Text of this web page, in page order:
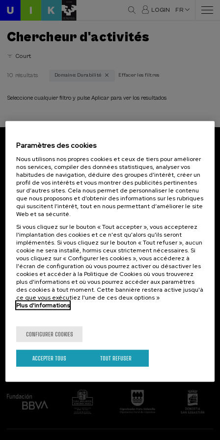
LOGIN FR
Chercheur d'activités
Court
Durabilité (10)
Modalité
Cours en ligne en direct (6)
Type d'activité
Activité ouverte (1)
DSF (7)
Activité gratuite (5)
Programmes spéciaux
Cursos para Tod@s (1)
Donostia Kultura (2)
Objectifs de développement durable
10 résultats Domaine: Durabilité Effacer les filtres
Seleccione cualquier filtro y pulse Aplicar para ver los resultados
Inscrivez-vous pour être le premier à recevoir les
actualités de l'UIK.
S'abonner
Contact
Palacio Miramar
Paseo de Miraconcha, 48
20007 Donostia / San Sebastián
Gipuzkoa, Spain
Contactez-nous!
Intéressant...
Activités précédentes
Suivez-nous
Paramètres des cookies
Nous utilisons nos propres cookies et ceux de tiers pour améliorer
nos services, compiler des données statistiques, analyser vos
habitudes de navigation, déduire des groupes d’intérêt, créer un
profil de vos intérêts et vous montrer des publicités pertinentes
sur d’autres sites. Cela nous permet de personnaliser le contenu
que nous proposons et d’obtenir des informations sur les rubriques
qui suscitent l’intérêt, tout en nous permettant d’améliorer le site
Web et sa sécurité.
Si vous cliquez sur le bouton « Tout accepter », vous accepterez
l'implantation des cookies et ce n'est qu'alors qu'ils seront
implémentés. Si vous cliquez sur le bouton « Tout refuser », aucun
cookie ne sera installé, hormis ceux strictement nécessaires. Si
vous cliquez sur « Configurer les cookies », vous accéderez à
l'écran de configuration où vous pourrez activer ou désactiver les
cookies et accéder à la Politique de Cookies où vous trouverez
plus d'informations et où vous pourrez accéder aux paramètres
des cookies à tout moment. Cette bannière restera active jusqu'à
ce que vous exécutiez l'une de ces deux options »
Plus d'informations
CONFIGURER COOKIES
TOUT REFUSER
ACCEPTER TOUS